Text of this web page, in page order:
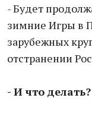
- Будет
зимние Игры в
зарубежных
отстранении
- И что делать?